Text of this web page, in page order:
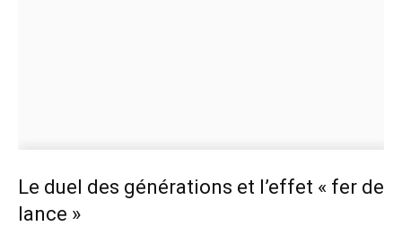
Le duel des générations et l’effet « fer de
lance »